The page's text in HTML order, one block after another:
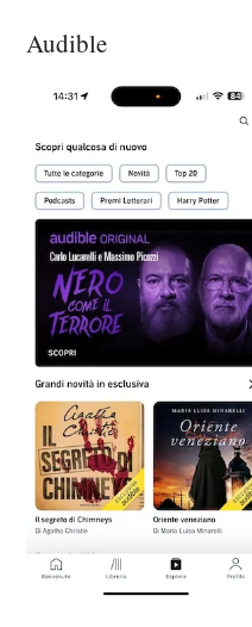
Audible